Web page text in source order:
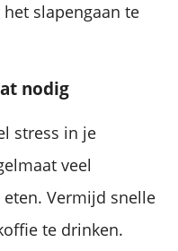
slapengaan te
nodig
stress in je
veel
Vermijd snelle
te drinken.